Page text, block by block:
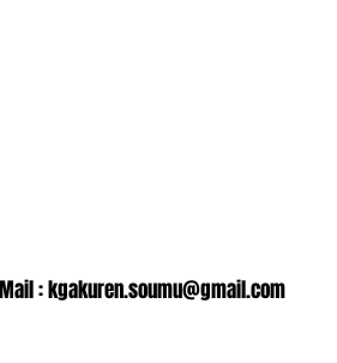
Mail :kgakuren.soumu@gmail.com